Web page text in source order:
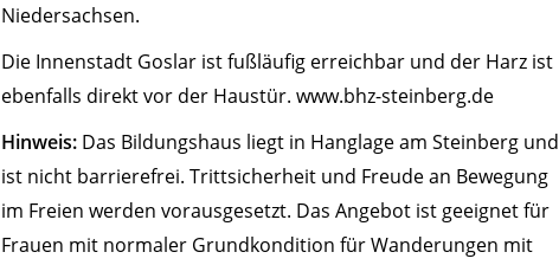
Niedersachsen.
Die Innenstadt Goslar ist fußläufig erreichbar und der Harz ist
ebenfalls direkt vor der Haustür. www.bhz-steinberg.de
Hinweis: Das Bildungshaus liegt in Hanglage am Steinberg und
ist nicht barrierefrei. Trittsicherheit und Freude an Bewegung
im Freien werden vorausgesetzt. Das Angebot ist geeignet für
Frauen mit normaler Grundkondition für Wanderungen mit